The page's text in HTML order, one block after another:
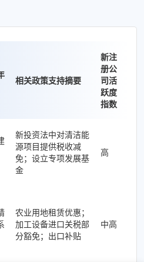
相关政策支持摘要
新注
册公
司活
跃度
指数
新投资法中对清洁能
源项目提供税收减
免；设立专项发展基
金
高
农业用地租赁优惠；
加工设备进口关税部
分豁免；出口补贴
中高